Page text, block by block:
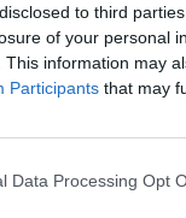
to third
of your personal
This information may
Participants that may
Data Processing Opt
W maju myślałam
okres.
śluz który
3 dni a raz 6 jak